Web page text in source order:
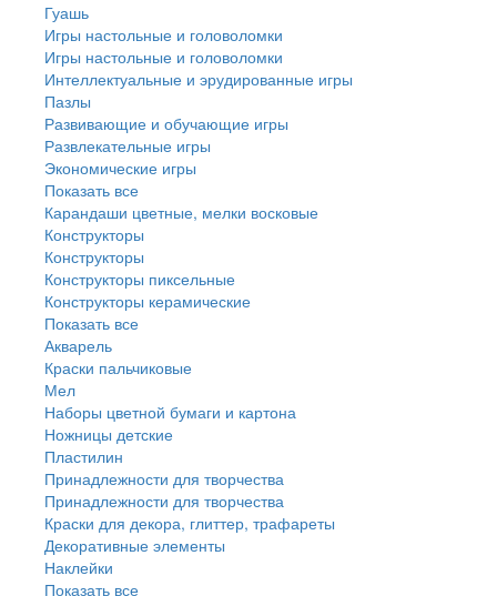
Гуашь
Игры настольные и головоломки
Игры настольные и головоломки
Интеллектуальные и эрудированные игры
Пазлы
Развивающие и обучающие игры
Развлекательные игры
Экономические игры
Показать все
Карандаши цветные, мелки восковые
Конструкторы
Конструкторы
Конструкторы пиксельные
Конструкторы керамические
Показать все
Акварель
Краски пальчиковые
Мел
Наборы цветной бумаги и картона
Ножницы детские
Пластилин
Принадлежности для творчества
Принадлежности для творчества
Краски для декора, глиттер, трафареты
Декоративные элементы
Наклейки
Показать все